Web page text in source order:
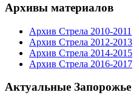
Архивы материалов
Архив Стрела 2010-2011
Архив Стрела 2012-2013
Архив Стрела 2014-2015
Архив Стрела 2016-2017
Актуальные Запорожье